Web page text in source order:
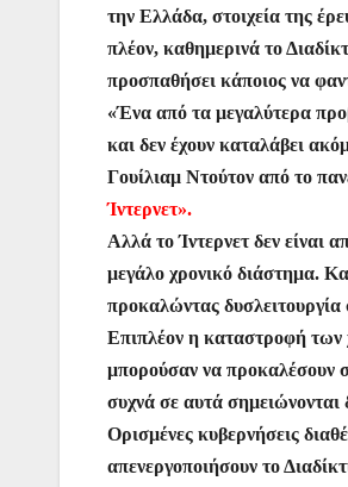
την Ελλάδα, στοιχεία της
πλέον, καθημερινά το
προσπαθήσει κάποιος να
«Ένα από τα μεγαλύτερα
και δεν έχουν καταλάβει
Γουίλιαμ Ντούτον από το
Ίντερνετ».
Αλλά το Ίντερνετ δεν είναι
μεγάλο χρονικό διάστημα.
προκαλώντας
Επιπλέον η καταστροφή των
μπορούσαν να προκαλέσουν
συχνά σε αυτά
Ορισμένες κυβερνήσεις
απενεργοποιήσουν το